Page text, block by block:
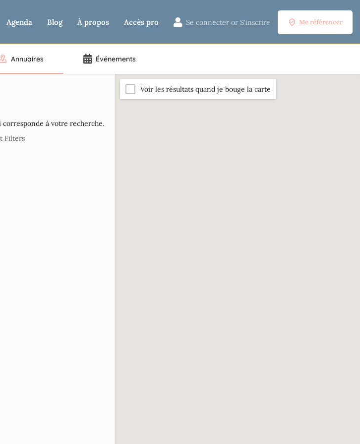
Agenda Blog À propos Accès pro Se connecter or S'inscrire Me référencer
Annuaires Événements
à votre recherche.
Filters
Voir les résultats quand je bouge la carte